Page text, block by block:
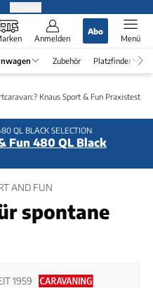
Anmelden
Abo
Menü
Zubehör Platzfinder
Knaus Sport & Fun Praxistest
QL BLACK SELECTION
Fun 480 QL Black
AND FUN
spontane
1959